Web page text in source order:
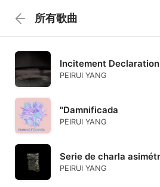
所有歌曲
Incitement Declaration
PEIRUI YANG
"Damnificada
PEIRUI YANG
PEIRUI YANG